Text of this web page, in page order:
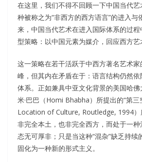
在这里，我们不得不回顾一下中国当代
种被称之为“非西方的西方语言”的进入与
来，中国当代艺术在进入国际体系的过
型策略：以中国元素为媒介，回应西方艺
这一策略在若干活跃于中西方著名艺术
峰，但其内在矛盾在于：语言结构仍然
体系。正如兼具中亚文化背景的美国哈
米·巴巴（Homi Bhabha）所提出的“第三
Location of Culture, Routledge, 1994）
非完全本土，也非完全西方，而处于一
态无可厚非；只是当这种“混杂”缺乏持续
固化为一种新的形式主义。